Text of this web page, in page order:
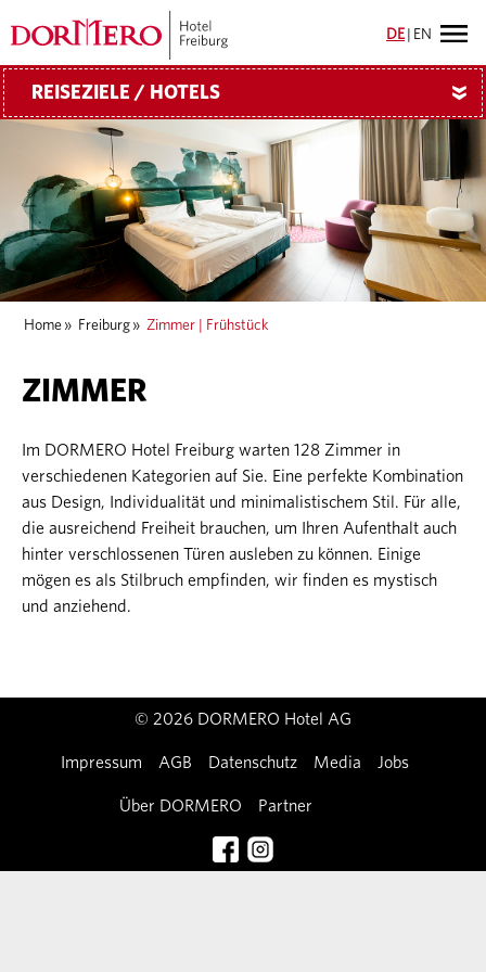
DE EN
REISEZIELE / HOTELS »
Home » Freiburg » Zimmer | Frühstück
ZIMMER
Im DORMERO Hotel Freiburg warten 128 Zimmer in
verschiedenen Kategorien auf Sie. Eine perfekte Kombination
aus Design, Individualität und minimalistischem Stil. Für alle,
die ausreichend Freiheit brauchen, um Ihren Aufenthalt auch
hinter verschlossenen Türen ausleben zu können. Einige
mögen es als Stilbruch empfinden, wir finden es mystisch
und anziehend.
© 2026 DORMERO Hotel AG
Impressum AGB Datenschutz Media Jobs
Über DORMERO Partner